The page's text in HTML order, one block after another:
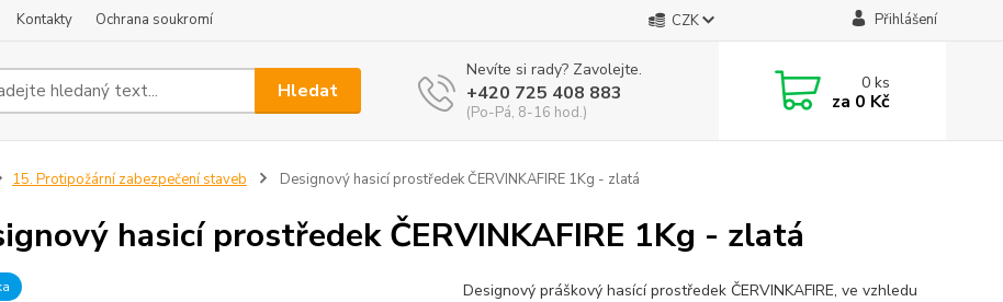
Kontakty Ochrana soukromí CZK Přihlášení
Hledat
Nevíte si rady? Zavolejte.
+420 725 408 883
(Po-Pá, 8-16 hod.)
0ks
za 0 Kč
15. Protipožární zabezpečení staveb Designový hasicí prostředek ČERVINKAFIRE 1Kg - zlatá
hasicí prostředek ČERVINKAFIRE 1Kg - zlatá
Designový práškový hasící prostředek ČERVINKAFIRE, ve vzhledu